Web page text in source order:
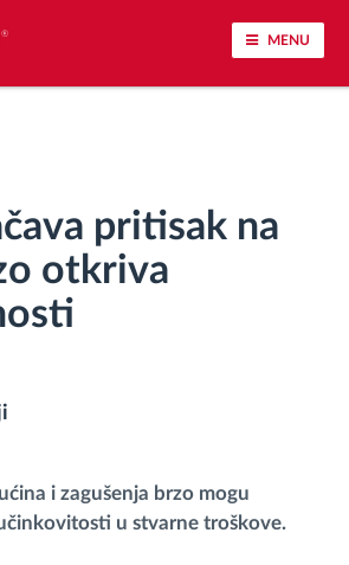
MENU
u vožnji
vožnje
snagom
pritisak na
otkriva
i zagušenja brzo mogu
u stvarne troškove.